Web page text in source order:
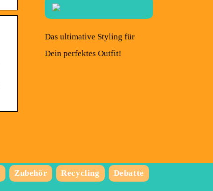
Das ultimative Styling für
Dein perfektes Outfit!
Zubehör Recycling Debatte